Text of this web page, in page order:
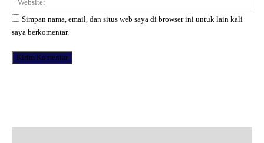
Simpan nama, email, dan situs web saya di browser ini untuk lain kali
saya berkomentar.